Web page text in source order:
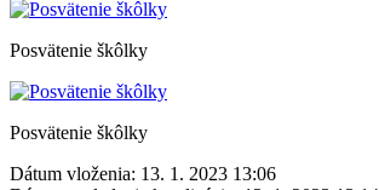
Posvätenie škôlky
Posvätenie škôlky
Dátum vloženia: 13. 1. 2023 13:06